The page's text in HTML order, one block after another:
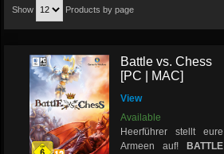
Show Products by page
Battle vs. Chess
[PC | MAC]
View
Available
Heerführer stellt eure
Armeen auf!
BATTLE